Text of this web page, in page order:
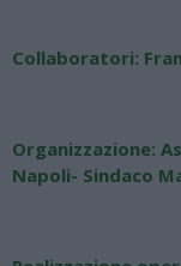
Collaboratori:
Organizzazione:
Napoli- Sindaco